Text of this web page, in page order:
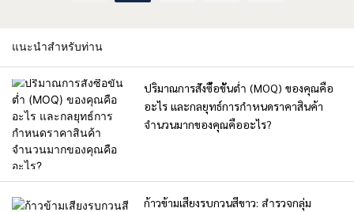
เพียงแค่เครื่องสร้างเสียงแบบเดิมๆ
อีกต่อไป แต่พวกเขากำลังมองหา
อุปกรณ์ช่วยนอนหลับอัจฉริยะ ที่
ผสมผสานเทคโนโลยี การ
ออกแบบ และวิทยาศาสตร์ เพื่อ
สร้างสภาพแวดล้อมการนอนหลับ
ที่ดีต่อสุขภาพยิ่งขึ้น
แนะนำสำหรับท่าน
ปริมาณการสั่งซื้อขั้นต่ำ (MOQ) ของคุณคือ
อะไร และกลยุทธ์การกำหนดราคาสินค้า
จำนวนมากของคุณคืออะไร?
ก้าวข้ามเสียงรบกวนสีขาว: สำรวจกลุ่ม